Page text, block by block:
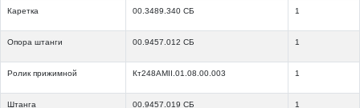
Каретка 00.3489.340 СБ 1
Опора штанги 00.9457.012 СБ 1
Ролик прижимной Кт248АМII.01.08.00.003 1
Штанга 00.9457.019 СБ 1